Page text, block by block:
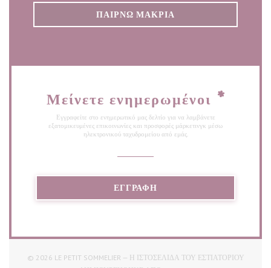
ΠΑΊΡΝΩ ΜΑΚΡΙΆ
Μείνετε ενημερωμένοι *
Εγγραφείτε στο ενημερωτικό μας δελτίο για να λαμβάνετε
εξατομικευμένες επικοινωνίες και προσφορές μάρκετινγκ μέσω
ηλεκτρονικού ταχυδρομείου από εμάς.
ΕΓΓΡΑΦΉ
© 2026 LE PETIT SOMMELIER — Η ΙΣΤΟΣΕΛΊΔΑ ΤΟΥ ΕΣΤΙΑΤΟΡΊΟΥ